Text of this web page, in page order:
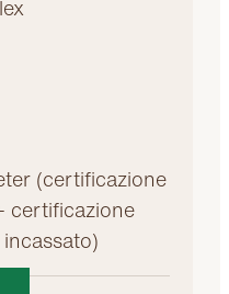
(certificazione
certificazione